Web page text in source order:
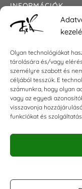
Olyan technológiákat
tárolására és/vagy
személyre szabott és
céljából tesszük. E
számunkra, hogy olyan
vagy az egyedi
visszavonja
funkciókat és
INFORMÁCIÓK
Általános
Impresszum
KAPCSOLAT
E-mail:
Telefon: +36 30
KÖZÖSSÉGI